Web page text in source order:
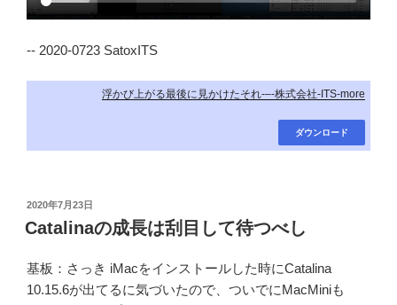
-- 2020-0723 SatoxITS
浮かび上がる最後に見かけたそれ-–-株式会社-ITS-more
ダウンロード
投
稿
日:
2020年7月23日
Catalinaの成長は刮目して待つべし
基板：さっき iMacをインストールした時にCatalina
10.15.6が出てるに気づいたので、ついでにMacMiniも